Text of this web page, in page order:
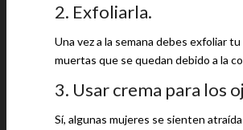
2. Exfoliarla.
Una vez a la semana debes exfoliar
muertas que se quedan debido a la
3. Usar crema para los
Sí, algunas mujeres se sienten